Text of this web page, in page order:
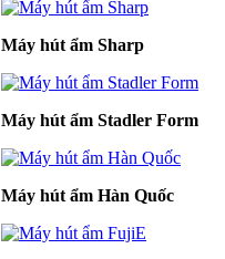
Máy hút ẩm Sharp
Máy hút ẩm Stadler Form
Máy hút ẩm Hàn Quốc